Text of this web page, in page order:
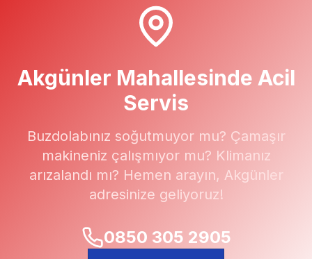
Akgünler Mahallesinde Acil
Servis
Buzdolabınız soğutmuyor mu? Çamaşır
makineniz çalışmıyor mu? Klimanız
arızalandı mı? Hemen arayın, Akgünler
adresinize geliyoruz!
0850 305 2905